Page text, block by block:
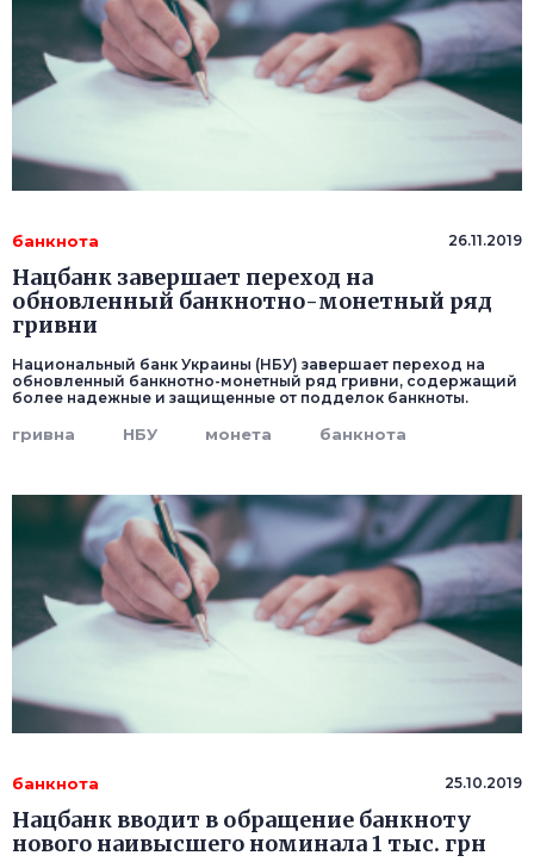
банкнота 26.11.2019
Нацбанк завершает переход на
обновленный банкнотно-монетный ряд
гривни
Национальный банк Украины (НБУ) завершает переход на
обновленный банкнотно-монетный ряд гривни, содержащий
более надежные и защищенные от подделок банкноты.
гривна НБУ монета банкнота
банкнота 25.10.2019
Нацбанк вводит в обращение банкноту
нового наивысшего номинала 1 тыс. грн